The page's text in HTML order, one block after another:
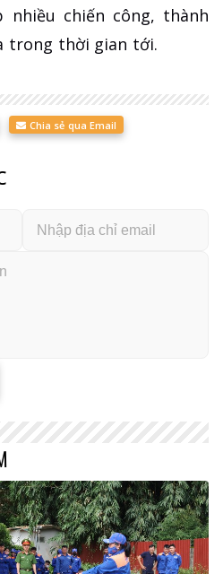
chiến công, thành
trong thời gian tới.
Chia sẻ qua Email